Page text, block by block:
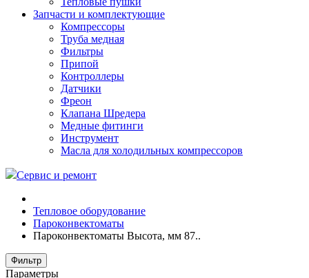
Запчасти и комплектующие
Компрессоры
Труба медная
Фильтры
Припой
Контроллеры
Датчики
Фреон
Клапана Шредера
Медные фитинги
Инструмент
Масла для холодильных компрессоров
Сервис и ремонт
Тепловое оборудование
Пароконвектоматы
Пароконвектоматы Высота, мм 87..
Фильтр
Параметры